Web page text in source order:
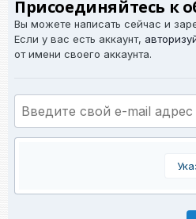
Присоединяйтесь к
Вы можете написать сейчас и
Если у вас есть аккаунт,
от имени своего аккаунта.